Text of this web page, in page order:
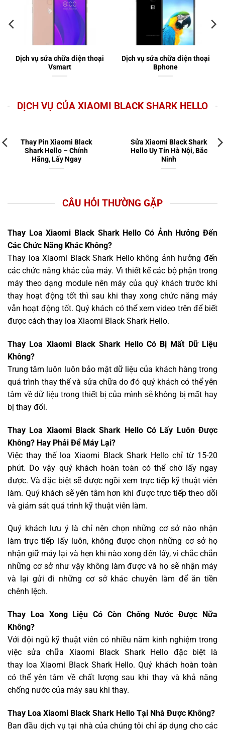
Dịch vụ sửa chữa điện thoại
Vsmart
Dịch vụ sửa chữa điện thoại
Bphone
DỊCH VỤ CỦA XIAOMI BLACK SHARK HELLO
Thay Pin Xiaomi Black
Shark Hello – Chính
Hãng, Lấy Ngay
Sửa Xiaomi Black Shark
Hello Uy Tín Hà Nội, Bắc
Ninh
CÂU HỎI THƯỜNG GẶP
Thay Loa Xiaomi Black Shark Hello Có Ảnh Hưởng Đến
Các Chức Năng Khác Không?
Thay loa Xiaomi Black Shark Hello không ảnh hưởng đến
các chức năng khác của máy. Vì thiết kế các bộ phận trong
máy theo dạng module nên máy của quý khách trước khi
thay hoạt động tốt thì sau khi thay xong chức năng máy
vẫn hoạt động tốt. Quý khách có thể xem video trên để biết
được cách thay loa Xiaomi Black Shark Hello.
Thay Loa Xiaomi Black Shark Hello Có Bị Mất Dữ Liệu
Không?
Trung tâm luôn luôn bảo mật dữ liệu của khách hàng trong
quá trình thay thế và sửa chữa do đó quý khách có thể yên
tâm về dữ liệu trong thiết bị của mình sẽ không bị mất hay
bị thay đổi.
Thay Loa Xiaomi Black Shark Hello Có Lấy Luôn Được
Không? Hay Phải Để Máy Lại?
Việc thay thế loa Xiaomi Black Shark Hello chỉ từ 15-20
phút. Do vậy quý khách hoàn toàn có thể chờ lấy ngay
được. Và đặc biệt sẽ được ngồi xem trực tiếp kỹ thuật viên
làm. Quý khách sẽ yên tâm hơn khi được trực tiếp theo dõi
và giám sát quá trình kỹ thuật viên làm.
Quý khách lưu ý là chỉ nên chọn những cơ sở nào nhận
làm trực tiếp lấy luôn, không được chọn những cơ sở họ
nhận giữ máy lại và hẹn khi nào xong đến lấy, vì chắc chắn
những cơ sở như vậy không làm được và họ sẽ nhận máy
và lại gửi đi những cơ sở khác chuyên làm để ăn tiền
chênh lệch.
Thay Loa Xong Liệu Có Còn Chống Nước Được Nữa
Không?
Với đội ngũ kỹ thuật viên có nhiều năm kinh nghiệm trong
việc sửa chữa Xiaomi Black Shark Hello đặc biệt là
thay loa Xiaomi Black Shark Hello. Quý khách hoàn toàn
có thể yên tâm về chất lượng sau khi thay và khả năng
chống nước của máy sau khi thay.
Thay Loa Xiaomi Black Shark Hello Tại Nhà Được Không?
Ban đầu dịch vụ tại nhà của chúng tôi chỉ áp dụng cho các